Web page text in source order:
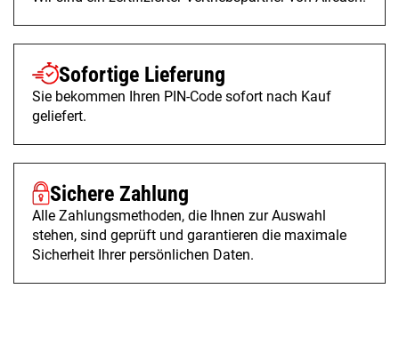
Sofortige Lieferung
Sie bekommen Ihren PIN-Code sofort nach Kauf
geliefert.
Sichere Zahlung
Alle Zahlungsmethoden, die Ihnen zur Auswahl
stehen, sind geprüft und garantieren die maximale
Sicherheit Ihrer persönlichen Daten.